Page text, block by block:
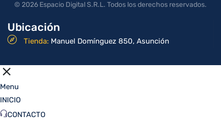
Ubicación
Tienda: Manuel Domínguez 850, Asunción
© 2026 Espacio Digital S.R.L. Todos los derechos reservados.
Menu
INICIO
CONTACTO